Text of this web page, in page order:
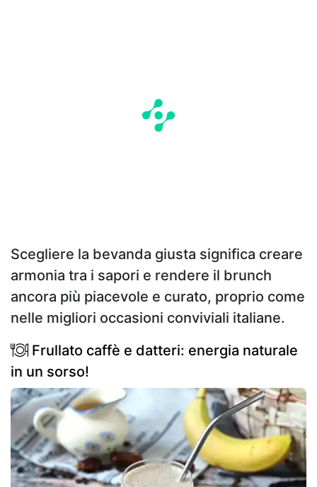
Scegliere la bevanda giusta significa creare
armonia tra i sapori e rendere il brunch
ancora più piacevole e curato, proprio come
nelle migliori occasioni conviviali italiane.
Frullato caffè e datteri: energia naturale
in un sorso!